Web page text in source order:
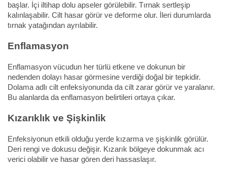
başlar. İçi iltihap dolu apseler görülebilir. Tırnak sertleşip
kalınlaşabilir. Cilt hasar görür ve deforme olur. İleri durumlarda
tırnak yatağından ayrılabilir.
Enflamasyon
Enflamasyon vücudun her türlü etkene ve dokunun bir
nedenden dolayı hasar görmesine verdiği doğal bir tepkidir.
Dolama adlı cilt enfeksiyonunda da cilt zarar görür ve yaralanır.
Bu alanlarda da enflamasyon belirtileri ortaya çıkar.
Kızarıklık ve Şişkinlik
Enfeksiyonun etkili olduğu yerde kızarma ve şişkinlik görülür.
Deri rengi ve dokusu değişir. Kızarık bölgeye dokunmak acı
verici olabilir ve hasar gören deri hassaslaşır.